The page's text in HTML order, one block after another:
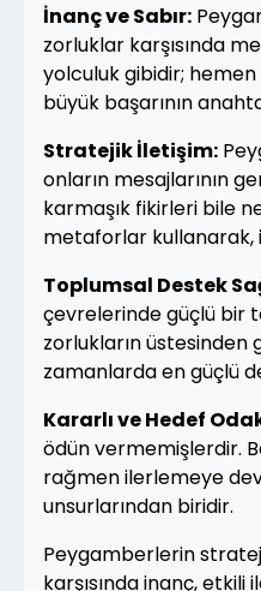
İnanç ve Sabır:
zorluklar karşısında
yolculuk gibidir;
büyük başarının
Stratejik İletişim:
onların mesajlarının
karmaşık fikirleri bile
metaforlar kullanarak,
Toplumsal Destek
çevrelerinde güçlü bir
zorlukların üstesinden
zamanlarda en güçlü
Kararlı ve Hedef
ödün vermemişlerdir.
rağmen ilerlemeye
unsurlarından biridir.
Peygamberlerin
karşısında inanç,